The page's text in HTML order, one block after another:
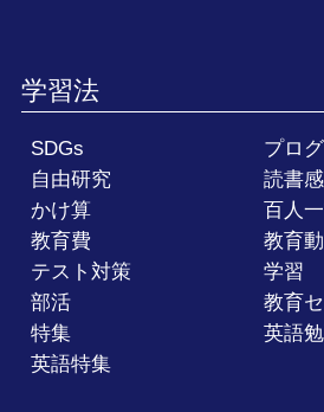
学習法
SDGs
プロ
自由研究
読書
かけ算
百人
教育費
教育
テスト対策
学習
部活
教育
特集
英語
英語特集